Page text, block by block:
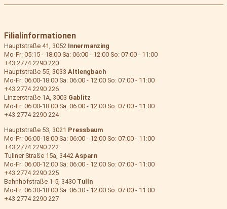
Filialinformationen
Hauptstraße 41, 3052 Innermanzing
Mo-Fr: 05:15 - 18:00 Sa: 06:00 - 12:00 So: 07:00 - 11:00
+43 2774 2290 220
Hauptstraße 55, 3033 Altlengbach
Mo-Fr: 06:00-18:00 Sa: 06:00 - 12:00 So: 07:00 - 11:00
+43 2774 2290 226
Linzerstraße 1A, 3003 Gablitz
Mo-Fr: 06:00-18:00 Sa: 06:00 - 12:00 So: 07:00 - 11:00
+43 2774 2290 224
Hauptstraße 53, 3021 Pressbaum
Mo-Fr: 06:00-18:00 Sa: 06:00 - 12:00 So: 07:00 - 11:00
+43 2774 2290 222
Tullner Straße 15a, 3442 Asparn
Mo-Fr: 06:00-12:00 Sa: 06:00 - 12:00 So: 07:00 - 11:00
+43 2774 2290 225
Bahnhofstraße 1-5, 3430 Tulln
Mo-Fr: 06:30-18:00 Sa: 06:30 - 12:00 So: 07:00 - 11:00
+43 2774 2290 227